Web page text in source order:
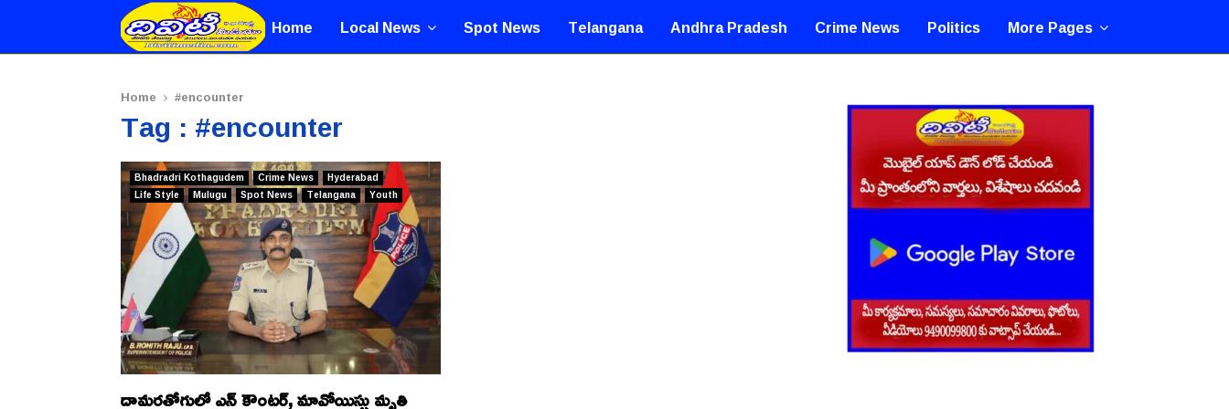
Home Local News Spot News Telangana Andhra Pradesh Crime News Politics More Pages
Home #encounter
Tag : #encounter
Bhadradri Kothagudem Crime News
Hyderabad
Life Style
Mulugu Spot News Telangana Youth
దామరతోగులో ఎన్ కౌంటర్, మావోయిస్టు మృతి